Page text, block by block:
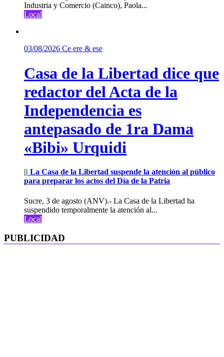
Industria y Comercio (Cainco), Paola...
Local
03/08/2026 Ce ere & ese
Casa de la Libertad dice que
redactor del Acta de la
Independencia es
antepasado de 1ra Dama
«Bibi» Urquidi
|| La Casa de la Libertad suspende la atención al público
para preparar los actos del Día de la Patria
Sucre, 3 de agosto (ANV).- La Casa de la Libertad ha
suspendido temporalmente la atención al...
Local
PUBLICIDAD